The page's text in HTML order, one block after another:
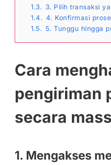
1.3. 3. Pilih transaksi
1.4. 4. Konfirmasi
1.5. 5. Tunggu hingga
Cara
pengiriman
secara
1. Mengakses